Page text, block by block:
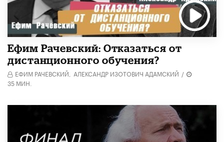
Ефим Рачевский: Отказаться от
дистанционного обучения?
ЕФИМ РАЧЕВСКИЙ, АЛЕКСАНДР ИЗОТОВИЧ АДАМСКИЙ /
35 МИН.